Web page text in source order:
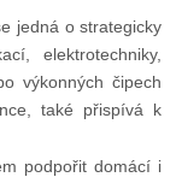
jedná o strategicky
elektrotechniky,
výkonných čipech
také přispívá k
podpořit domácí i